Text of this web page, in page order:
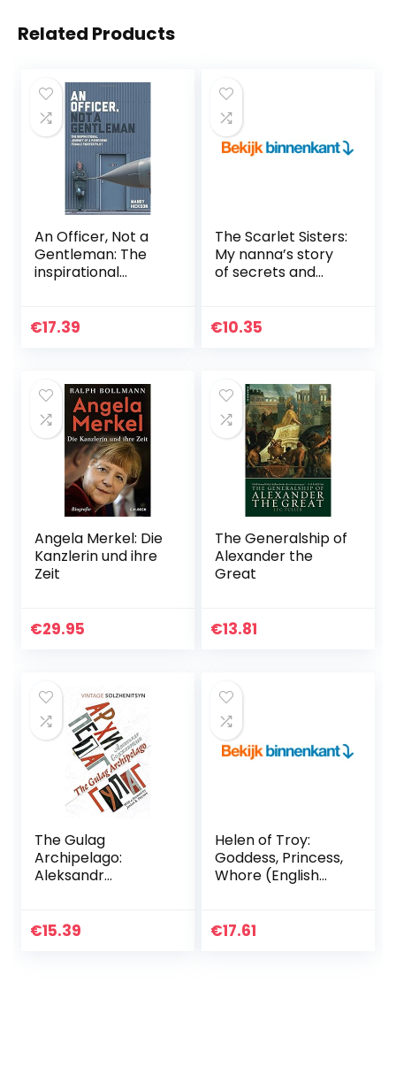
Related Products
An Officer, Not a
Gentleman: The
inspirational
fighter pilot
€17.39
The Scarlet Sisters:
My nanna’s story
of secrets and
Thames (English
€10.35
Angela Merkel: Die
Kanzlerin und ihre
Zeit
€29.95
The Generalship of
Alexander the
Great
€13.81
The Gulag
Archipelago:
Aleksandr
€15.39
Helen of Troy:
Goddess, Princess,
Whore (English
€17.61